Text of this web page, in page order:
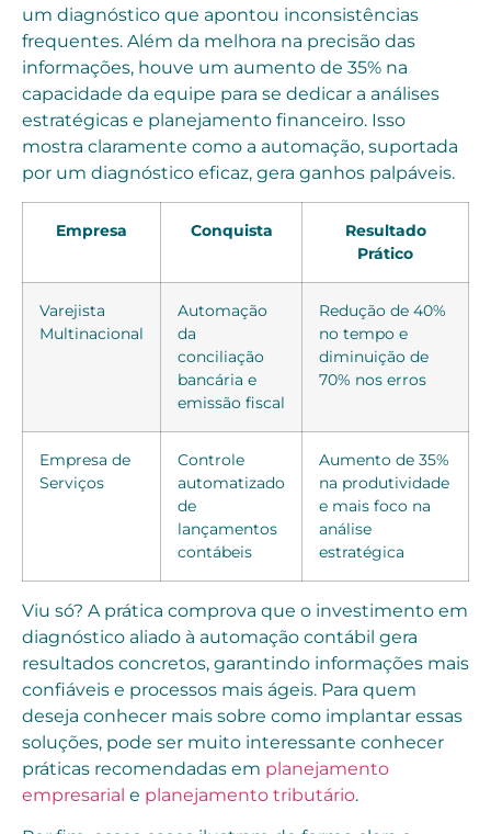
um diagnóstico que apontou inconsistências
frequentes. Além da melhora na precisão das
informações, houve um aumento de 35% na
capacidade da equipe para se dedicar a análises
estratégicas e planejamento financeiro. Isso
mostra claramente como a automação, suportada
por um diagnóstico eficaz, gera ganhos palpáveis.
Empresa Conquista
Resultado
Prático
Varejista
Multinacional
Automação
da
conciliação
bancária e
emissão fiscal
Redução de 40%
no tempo e
diminuição de
70% nos erros
Empresa de
Serviços
Controle
automatizado
de
lançamentos
contábeis
Aumento de 35%
na produtividade
e mais foco na
análise
estratégica
Viu só? A prática comprova que o investimento em
diagnóstico aliado à automação contábil gera
resultados concretos, garantindo informações mais
confiáveis e processos mais ágeis. Para quem
deseja conhecer mais sobre como implantar essas
soluções, pode ser muito interessante conhecer
práticas recomendadas em planejamento
empresarial e planejamento tributário.